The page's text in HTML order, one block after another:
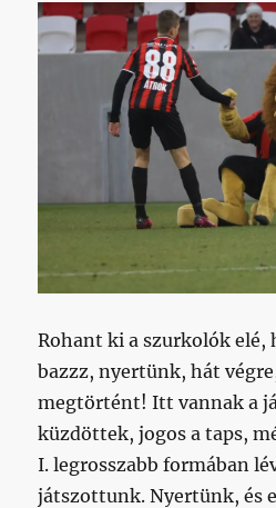
Rohant ki a szurkolók elé,
bazzz, nyertünk, hát
megtörtént! Itt vannak a
küzdöttek, jogos a taps,
I. legrosszabb formában
játszottunk. Nyertünk, és